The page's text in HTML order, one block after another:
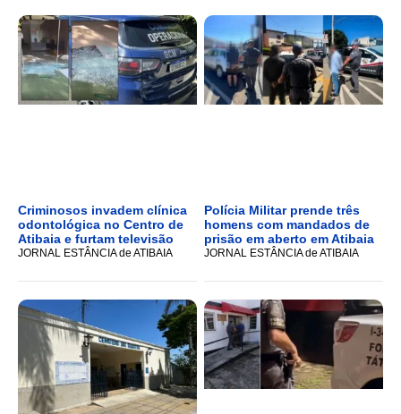
Criminosos invadem clínica
odontológica no Centro de
Atibaia e furtam televisão
JORNAL ESTÂNCIA de ATIBAIA
Polícia Militar prende três
homens com mandados de
prisão em aberto em Atibaia
JORNAL ESTÂNCIA de ATIBAIA